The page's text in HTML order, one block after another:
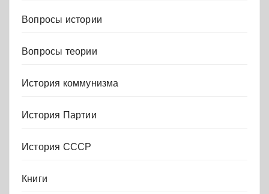
Вопросы истории
Вопросы теории
История коммунизма
История Партии
История СССР
Книги